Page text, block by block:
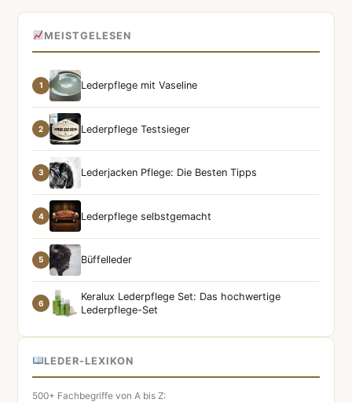
MEISTGELESEN
1 Lederpflege mit Vaseline
2 Lederpflege Testsieger
3 Lederjacken Pflege: Die Besten Tipps
4 Lederpflege selbstgemacht
5 Büffelleder
6
Keralux Lederpflege Set: Das hochwertige
Lederpflege-Set
LEDER-LEXIKON
500+ Fachbegriffe von A bis Z: